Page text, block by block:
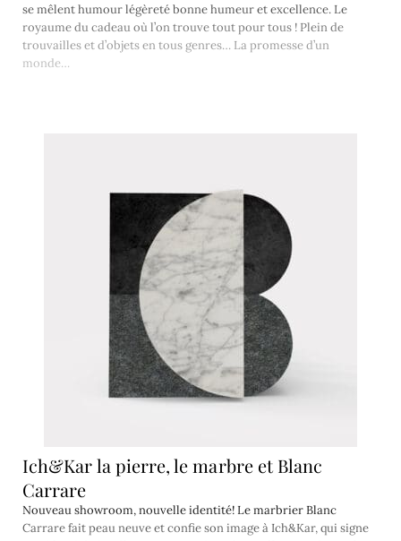
se mêlent humour légèreté bonne humeur et excellence. Le
royaume du cadeau où l’on trouve tout pour tous ! Plein de
trouvailles et d’objets en tous genres… La promesse d’un
monde…
Ich&Kar la pierre, le marbre et Blanc
Carrare
Nouveau showroom, nouvelle identité! Le marbrier Blanc
Carrare fait peau neuve et confie son image à Ich&Kar, qui signe